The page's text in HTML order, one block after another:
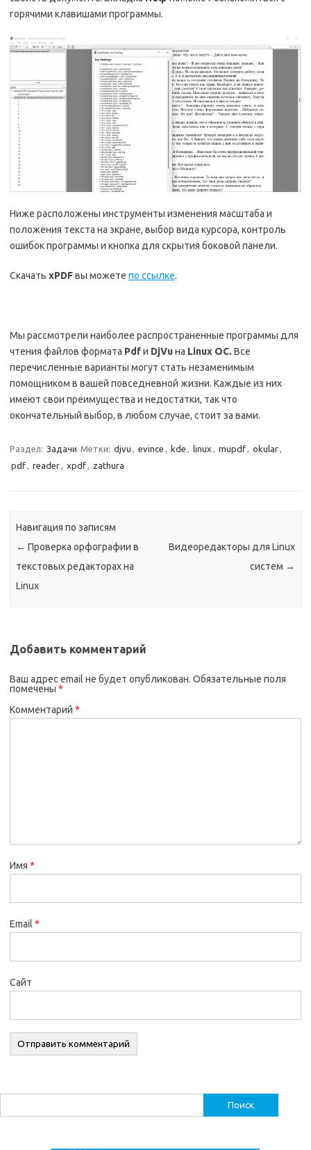
горячими клавишами программы.
Ниже расположены инструменты изменения масштаба и
положения текста на экране, выбор вида курсора, контроль
ошибок программы и кнопка для скрытия боковой панели.
Скачать xPDFвы можете по ссылке.
Мы рассмотрели наиболее распространенные программы для
чтения файлов формата Pdfи DjVuна Linux OC. Все
перечисленные варианты могут стать незаменимым
помощником в вашей повседневной жизни. Каждые из них
имеют свои преимущества и недостатки, так что
окончательный выбор, в любом случае, стоит за вами.
Раздел: Задачи Метки: djvu evince kde linux mupdf okular
pdf
reader xpdf zathura
Навигация по записям
← Проверка орфографии в
текстовых редакторах на
Linux
Видеоредакторы для Linux
систем →
Добавить комментарий
Ваш адрес email не будет опубликован. Обязательные поля
помечены *
Комментарий *
Имя *
Email *
Сайт